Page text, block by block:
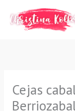
contenido
Cejas